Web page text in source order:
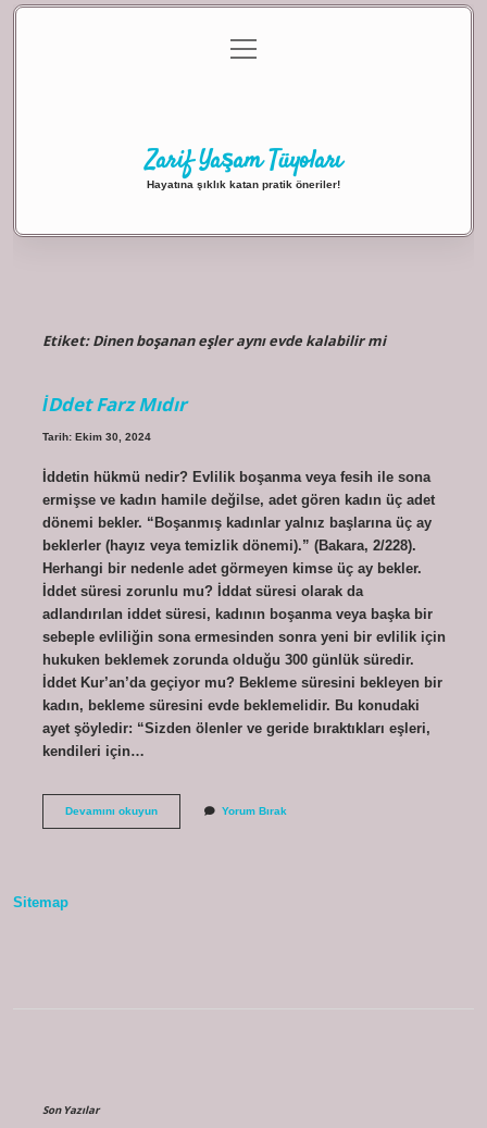
Gizlilik Politikası
menüyü
aç
Zarif Yaşam Tüyoları
Hayatına şıklık katan pratik öneriler!
Etiket:Dinen boşanan eşler aynı evde kalabilir mi
İDdet Farz Mıdır
Tarih: Ekim 30, 2024
İddetin hükmü nedir? Evlilik boşanma veya fesih ile sona
ermişse ve kadın hamile değilse, adet gören kadın üç adet
dönemi bekler. “Boşanmış kadınlar yalnız başlarına üç ay
beklerler (hayız veya temizlik dönemi).” (Bakara, 2/228).
Herhangi bir nedenle adet görmeyen kimse üç ay bekler.
İddet süresi zorunlu mu? İddat süresi olarak da
adlandırılan iddet süresi, kadının boşanma veya başka bir
sebeple evliliğin sona ermesinden sonra yeni bir evlilik için
hukuken beklemek zorunda olduğu 300 günlük süredir.
İddet Kur’an’da geçiyor mu? Bekleme süresini bekleyen bir
kadın, bekleme süresini evde beklemelidir. Bu konudaki
ayet şöyledir: “Sizden ölenler ve geride bıraktıkları eşleri,
kendileri için…
Devamını okuyunİDdet
Yorum Bırak
Sitemap
Son Yazılar